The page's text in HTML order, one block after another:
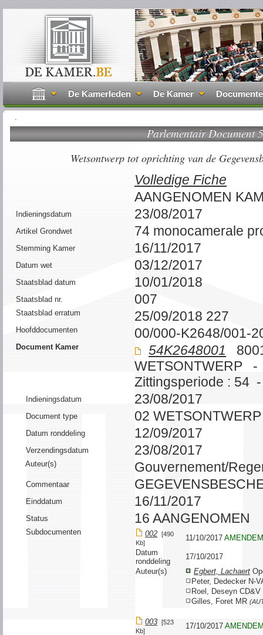
De Kamerleden De Kamer
.
Parlementair Document
Wetsontwerp tot oprichting van de
Volledige Fiche
AANGENOMEN
Indieningsdatum 23/08/2017
Artikel Grondwet 74 monocamerale
Stemming Kamer 16/11/2017
Datum wet 03/12/2017
Staatsblad datum 10/01/2018
Staatsblad nr. 007
Staatsblad erratum 25/09/2018 227
Hoofddocumenten 00/000-K2648/001-
Document Kamer 54K2648001
WETSONTWERP -
Zittingsperiode : 54
Indieningsdatum 23/08/2017
Document type 02 WETSONTWERP
Datum ronddeling 12/09/2017
Verzendingsdatum 23/08/2017
Auteur(s) Gouvernement/
Commentaar
Einddatum 16/11/2017
Status 16 AANGENOMEN
Subdocumenten 002 [490
Kb]
11/10/2017
Datum
ronddeling
17/10/2017
Auteur(s)
Egbert, Lachaert
Peter, Dedecker N-
Roel, Deseyn CD&V
Gilles, Foret MR
003 [523
Kb]
17/10/2017